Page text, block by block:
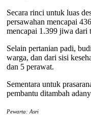
Secara rinci untuk luas
persawahan mencapai
mencapai 1.399 jiwa dari
Selain pertanian padi,
warga, dan dari sisi
dan 5 perawat.
Sementara untuk
pembantu ditambah
Pewarta: Asri